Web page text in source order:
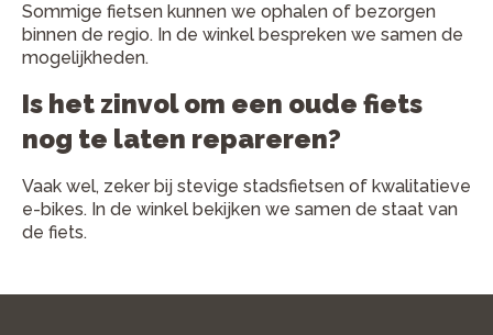
Sommige fietsen kunnen we ophalen of bezorgen
binnen de regio. In de winkel bespreken we samen de
mogelijkheden.
Is het zinvol om een oude fiets
nog te laten repareren?
Vaak wel, zeker bij stevige stadsfietsen of kwalitatieve
e-bikes. In de winkel bekijken we samen de staat van
de fiets.